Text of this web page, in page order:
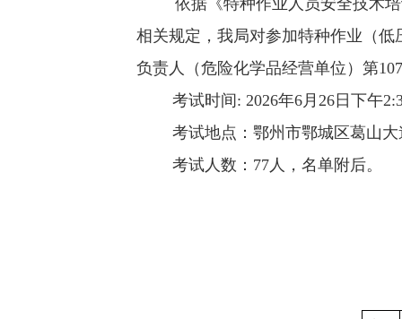
依据《特种作业人员安全技术
相关规定，我局对参加特种作业（
负责人（危险化学品经营单位 ）第107
考试时间 : 2026年6月 26 日 下午2:
考试地点： 鄂州市鄂城区葛山
考试人数： 77人，名单附后。